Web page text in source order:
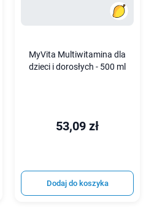
MyVita Multiwitamina dla
dzieci i dorosłych - 500 ml
53,09 zł
Dodaj do koszyka